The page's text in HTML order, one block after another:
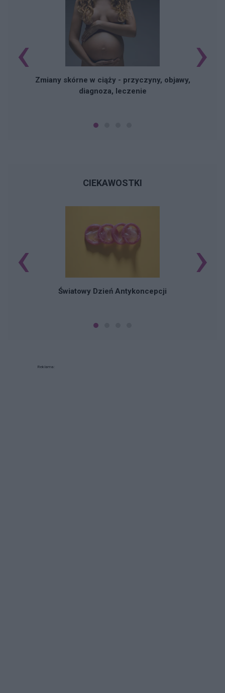
Zmiany skórne w ciąży - przyczyny, objawy,
diagnoza, leczenie
‹ ›
CIEKAWOSTKI
Światowy Dzień Antykoncepcji
‹ ›
Reklama: